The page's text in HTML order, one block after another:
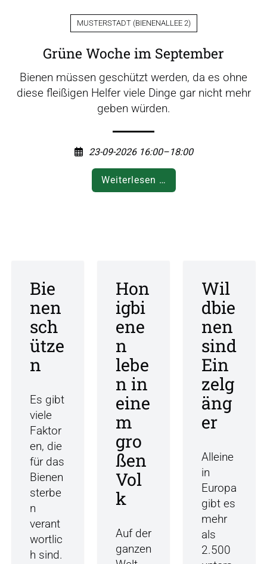
i
e
e
n
"
MUSTERSTADT(BIENENALLEE 2)
Grüne Woche im September
Bienen müssen geschützt werden, da es ohne
diese fleißigen Helfer viele Dinge gar nicht mehr
geben würden.
23-09-2026 16:00–18:00
Weiterlesen …
r
Bie
nen
sch
ütze
n
Es gibt
viele
Faktor
en, die
für das
Bienen
sterbe
n
verant
wortlic
h sind.
Hon
igbi
ene
n
lebe
n in
eine
m
gro
ßen
Vol
k
Auf der
ganzen
Wil
dbie
nen
sind
Ein
zelg
äng
er
Alleine
in
Europa
gibt es
mehr
als
2.500